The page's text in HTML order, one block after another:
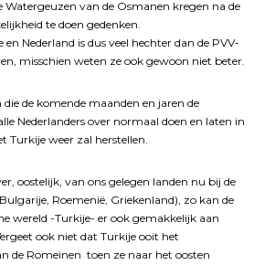
Watergeuzen van de Osmanen kregen na de
te doen gedenken.
en Nederland is dus veel hechter dan de PVV-
misschien weten ze ook gewoon niet beter.
de komende maanden en jaren de
Nederlanders over normaal doen en laten in
Turkije weer zal herstellen.
oostelijk, van ons gelegen landen nu bij de
Roemenië, Griekenland), zo kan de
wereld -Turkije- er ook gemakkelijk aan
ook niet dat Turkije ooit het
de Romeinen toen ze naar het oosten